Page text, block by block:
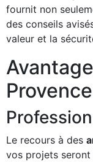
fournit non
des conseils
valeur et la
Le recours à des
vos projets